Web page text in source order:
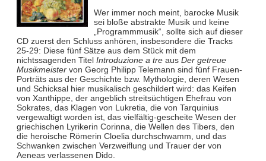
Wer immer noch meint, barocke Musik
sei bloße abstrakte Musik und keine
„Programmmusik“, sollte sich auf dieser
CD zuerst den Schluss anhören, insbesondere die Tracks
25-29: Diese fünf Sätze aus dem Stück mit dem
nichtssagenden Titel Introduzione a treaus Der getreue
Musikmeistervon Georg Philipp Telemann sind fünf Frauen-
Porträts aus der Geschichte bzw. Mythologie, deren Wesen
und Schicksal hier musikalisch geschildert wird: das Keifen
von Xanthippe, der angeblich streitsüchtigen Ehefrau von
Sokrates, das Klagen von Lukretia, die von Tarquinius
vergewaltigt worden ist, das vielfältig-gescheite Wesen der
griechischen Lyrikerin Corinna, die Wellen des Tibers, den
die heroische Römerin Cloelia durchschwamm, und das
Schwanken zwischen Verzweiflung und Trauer der von
Aeneas verlassenen Dido.